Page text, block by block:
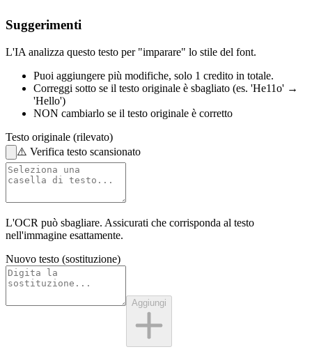
Suggerimenti
L'IA analizza questo testo per "imparare" lo stile del font.
Puoi aggiungere più modifiche, solo 1 credito in totale.
Correggi sotto se il testo originale è sbagliato (es. 'He11o' →
'Hello')
NON cambiarlo se il testo originale è corretto
Testo originale (rilevato)
⚠️ Verifica testo scansionato
L'OCR può sbagliare. Assicurati che corrisponda al testo
nell'immagine esattamente.
Nuovo testo (sostituzione)
Aggiungi